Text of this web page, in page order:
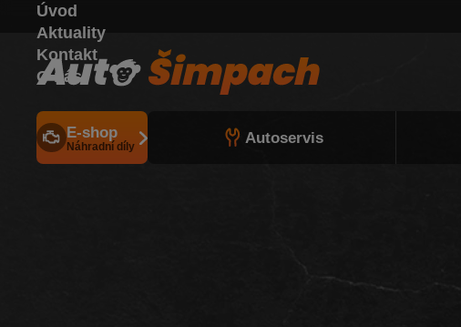
Úvod
Aktuality
Kontakt
O nás
E-shop
Náhradní díly Autoservis